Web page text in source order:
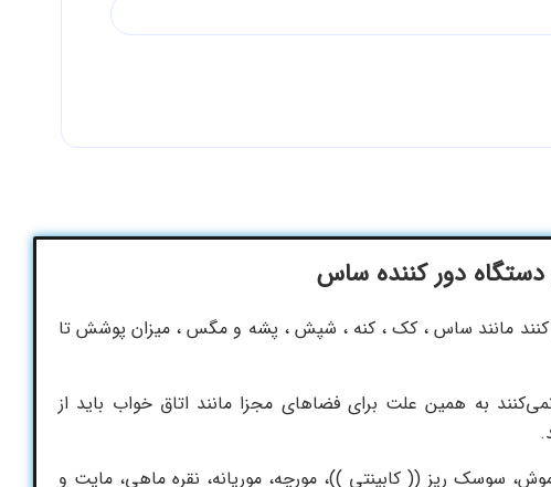
دور کننده ساس
کنند مانند ساس ، کک ، کنه ، شپش ، پشه و مگس ، میزان پوشش تا
به همین علت برای فضاهای مجزا مانند اتاق خواب باید از
سوسک ریز (( کابینتی ))، مورچه، موریانه، نقره ماهی، مایت و